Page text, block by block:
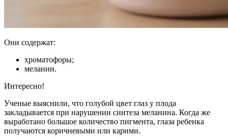
Они содержат:
хроматофоры;
меланин.
Интересно!
Ученые выяснили, что голубой цвет глаз у плода
закладывается при нарушении синтеза меланина. Когда же
выработано большое количество пигмента, глаза ребенка
получаются коричневыми или карими.